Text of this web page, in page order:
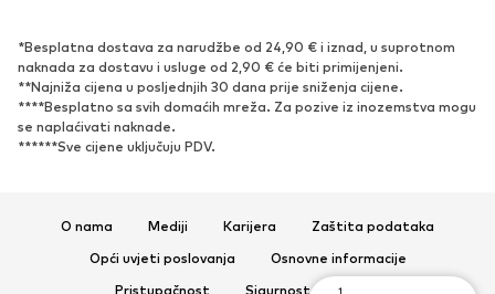
1
Otvorena obuća
Ekskluzivno
SPORT
Sportska odjeća
Šilterice i kape
*Besplatna dostava za narudžbe od 24,90 € i iznad, u suprotnom
naknada za dostavu i usluge od 2,90 € će biti primijenjeni.
**Najniža cijena u posljednjih 30 dana prije sniženja cijene.
****Besplatno sa svih domaćih mreža. Za pozive iz inozemstva mogu
se naplaćivati ​​naknade.
******Sve cijene uključuju PDV.
O nama Mediji Karijera
Zaštita podataka
Opći uvjeti poslovanja
Osnovne informacije
Pristupačnost
Sigurnost proizvoda